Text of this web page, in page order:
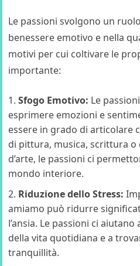
Le passioni svolgono un
benessere emotivo e nella
motivi per cui coltivare le
importante:
Sfogo Emotivo: Le
esprimere emozioni e
essere in grado di articolare
di pittura, musica, scrittura
d’arte, le passioni ci
mondo interiore.
Riduzione dello Stress:
amiamo può ridurre
l’ansia. Le passioni ci
della vita quotidiana e a
tranquillità.